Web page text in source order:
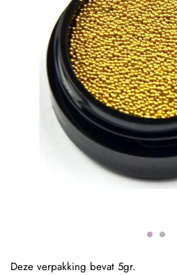
Deze verpakking bevat 5gr.